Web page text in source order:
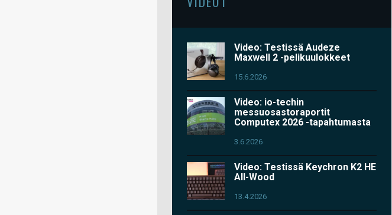
Video: Testissä Audeze
Maxwell 2 -pelikuulokkeet
15.6.2026
Video: io-techin
messuosastoraportit
Computex 2026 -tapahtumasta
3.6.2026
Video: Testissä Keychron K2 HE
All-Wood
13.4.2026